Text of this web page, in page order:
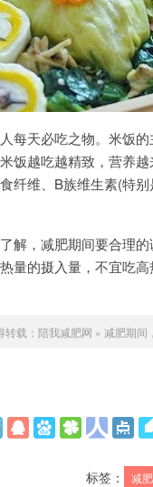
每天必吃之物。米饭
饭越吃越精致，营养
纤维、B族维生素(特
解，减肥期间要合理
量的摄入量，不宜吃
载： 陪我减肥网 » 减肥期间
标签： 减